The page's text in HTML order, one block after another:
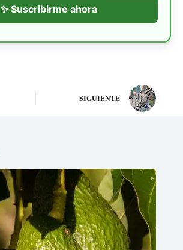
✨ Suscribirme ahora
SIGUIENTE